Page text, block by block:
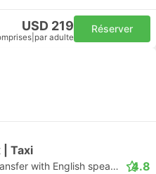
USD 219
par adulte
Réserver
| Taxi
Daytrip private transfer with English speaking driver 4.8